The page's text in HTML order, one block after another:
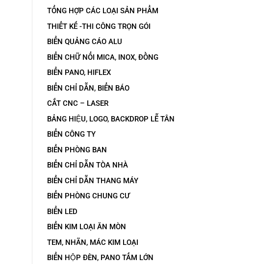
TỔNG HỢP CÁC LOẠI SẢN PHẨM
THIẾT KẾ -THI CÔNG TRỌN GÓI
BIỂN QUẢNG CÁO ALU
BIỂN CHỮ NỔI MICA, INOX, ĐỒNG
BIỂN PANO, HIFLEX
BIỂN CHỈ DẪN, BIỂN BÁO
CẮT CNC – LASER
BẢNG HIỆU, LOGO, BACKDROP LỄ TÂN
BIỂN CÔNG TY
BIỂN PHÒNG BAN
BIỂN CHỈ DẪN TÒA NHÀ
BIỂN CHỈ DẪN THANG MÁY
BIỂN PHÒNG CHUNG CƯ
BIỂN LED
BIỂN KIM LOẠI ĂN MÒN
TEM, NHÃN, MÁC KIM LOẠI
BIỂN HỘP ĐÈN, PANO TẤM LỚN